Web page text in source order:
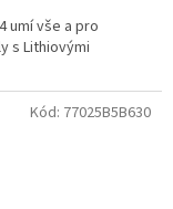
umí vše a pro
s Lithiovými
Kód: 77025B5B630